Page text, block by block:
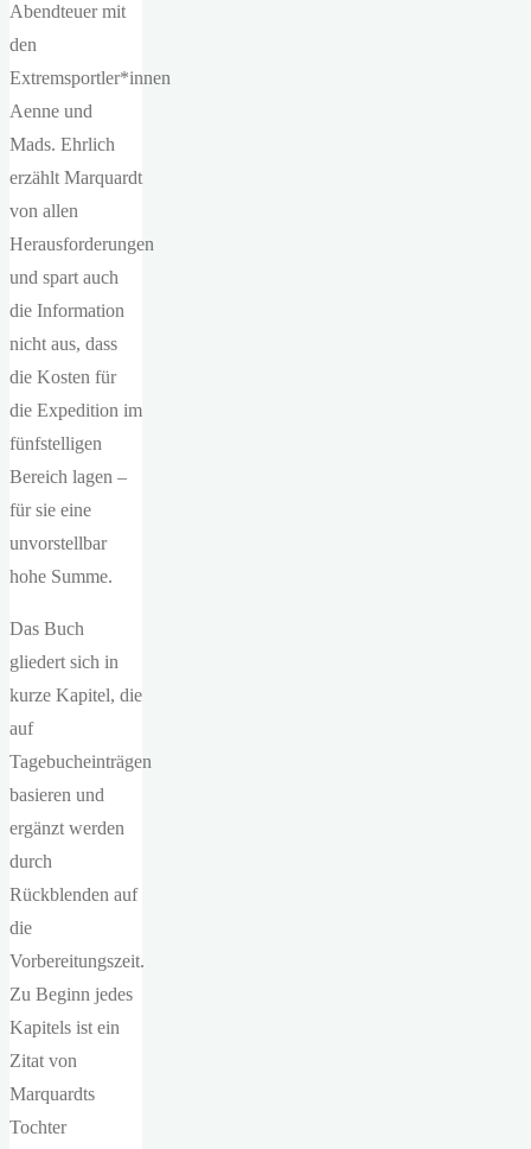
Abendteuer mit
den
Extremsportler*innen
Aenne und
Mads. Ehrlich
erzählt Marquardt
von allen
Herausforderungen
und spart auch
die Information
nicht aus, dass
die Kosten für
die Expedition im
fünfstelligen
Bereich lagen –
für sie eine
unvorstellbar
hohe Summe.
Das Buch
gliedert sich in
kurze Kapitel, die
auf
Tagebucheinträgen
basieren und
ergänzt werden
durch
Rückblenden auf
die
Vorbereitungszeit.
Zu Beginn jedes
Kapitels ist ein
Zitat von
Marquardts
Tochter